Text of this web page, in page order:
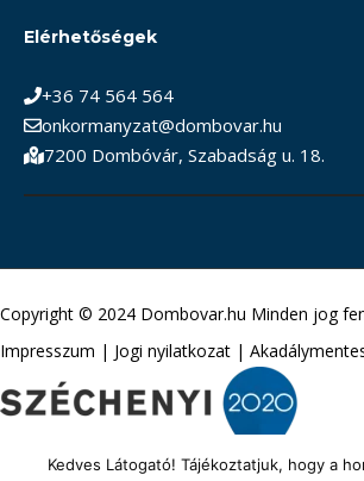
Elérhetőségek
+36 74 564 564
onkormanyzat@dombovar.hu
7200 Dombóvár, Szabadság u. 18.
Copyright © 2024 Dombovar.hu Minden jog
Impresszum | Jogi nyilatkozat |
Kedves Látogató! Tájékoztatjuk, hogy a